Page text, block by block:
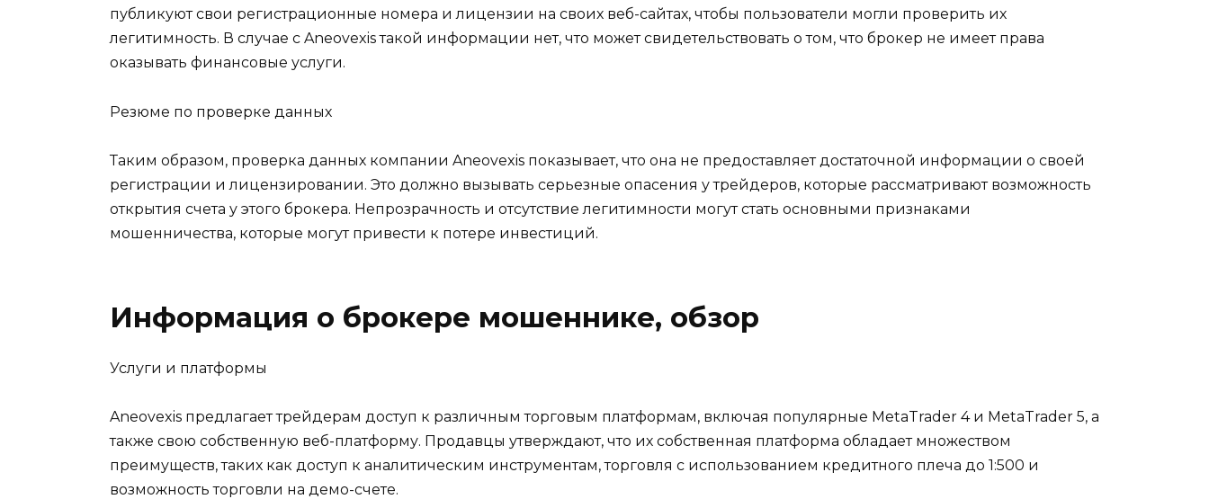
публикуют свои регистрационные номера и лицензии на своих веб-сайтах, чтобы пользователи могли проверить их
легитимность. В случае с Aneovexis такой информации нет, что может свидетельствовать о том, что брокер не имеет права
оказывать финансовые услуги.
Резюме по проверке данных
Таким образом, проверка данных компании Aneovexis показывает, что она не предоставляет достаточной информации о своей
регистрации и лицензировании. Это должно вызывать серьезные опасения у трейдеров, которые рассматривают возможность
открытия счета у этого брокера. Непрозрачность и отсутствие легитимности могут стать основными признаками
мошенничества, которые могут привести к потере инвестиций.
Информация о брокере мошеннике, обзор
Услуги и платформы
Aneovexis предлагает трейдерам доступ к различным торговым платформам, включая популярные MetaTrader 4 и MetaTrader 5, а
также свою собственную веб-платформу. Продавцы утверждают, что их собственная платформа обладает множеством
преимуществ, таких как доступ к аналитическим инструментам, торговля с использованием кредитного плеча до 1:500 и
возможность торговли на демо-счете.